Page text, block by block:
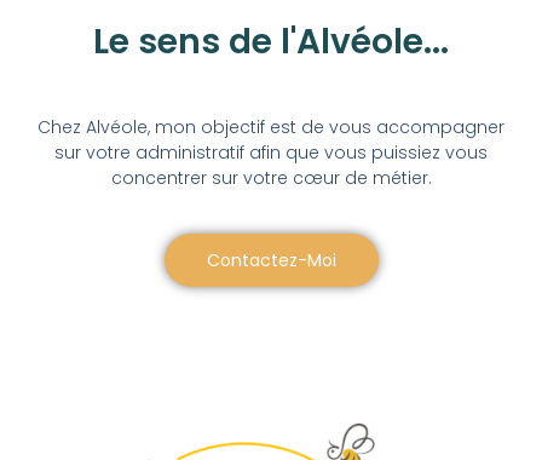
Le sens de l'Alvéole...
Chez Alvéole, mon objectif est de vous accompagner
sur votre administratif afin que vous puissiez vous
concentrer sur votre cœur de métier.
Contactez-Moi